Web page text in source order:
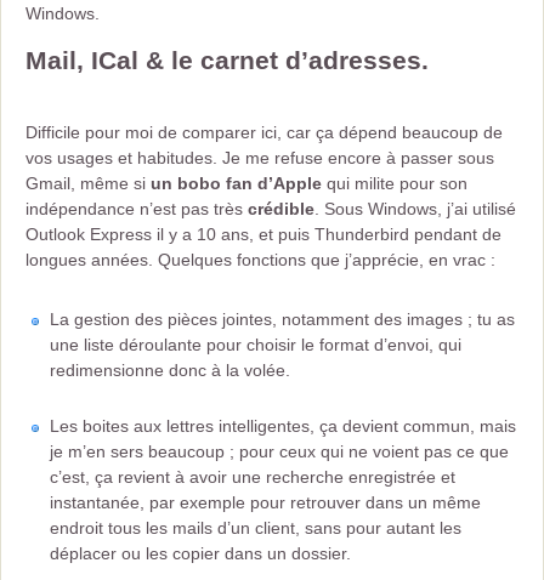
Windows.
Mail, ICal & le carnet d’adresses.
Difficile pour moi de comparer ici, car ça dépend beaucoup de
vos usages et habitudes. Je me refuse encore à passer sous
Gmail, même si un bobo fan d’Apple qui milite pour son
indépendance n’est pas très crédible . Sous Windows, j’ai utilisé
Outlook Express il y a 10 ans, et puis Thunderbird pendant de
longues années. Quelques fonctions que j’apprécie, en vrac :
La gestion des pièces jointes, notamment des images ; tu as
une liste déroulante pour choisir le format d’envoi, qui
redimensionne donc à la volée.
Les boites aux lettres intelligentes, ça devient commun, mais
je m’en sers beaucoup ; pour ceux qui ne voient pas ce que
c’est, ça revient à avoir une recherche enregistrée et
instantanée, par exemple pour retrouver dans un même
endroit tous les mails d’un client, sans pour autant les
déplacer ou les copier dans un dossier.